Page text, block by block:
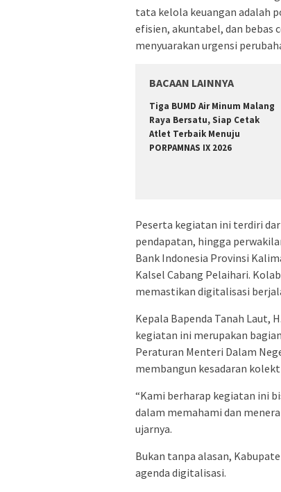
tata kelola keuangan adalah
efisien, akuntabel, dan bebas
menyuarakan urgensi
BACAAN LAINNYA
Tiga BUMD Air Minum Malang
Raya Bersatu, Siap Cetak
Atlet Terbaik Menuju
PORPAMNAS IX 2026
Peserta kegiatan ini terdiri
pendapatan, hingga
Bank Indonesia Provinsi
Kalsel Cabang Pelaihari.
memastikan digitalisasi
Kepala Bapenda Tanah Laut,
kegiatan ini merupakan
Peraturan Menteri Dalam
membangun kesadaran
“Kami berharap kegiatan ini
dalam memahami dan
ujarnya.
Bukan tanpa alasan,
agenda digitalisasi.